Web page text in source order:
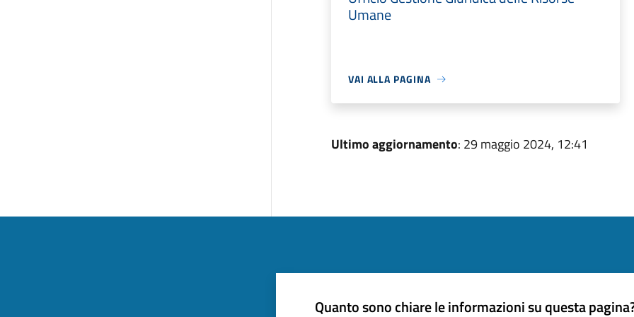
Umane
VAI ALLA PAGINA
Ultimo aggiornamento: 29 maggio 2024, 12:41
Quanto sono chiare le informazioni su questa